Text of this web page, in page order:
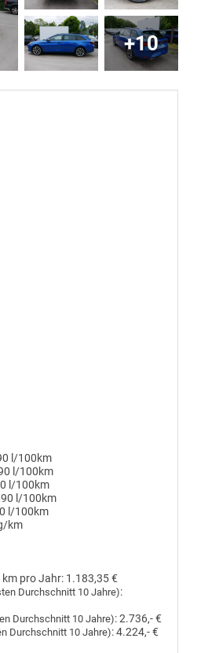
+10
l/100km
l/100km
l/100km
l/100km
l/100km
km
km pro Jahr: 1.183,35 €
Durchschnitt 10 Jahre):
Durchschnitt 10 Jahre):2.736,- €
Durchschnitt 10 Jahre):4.224,- €